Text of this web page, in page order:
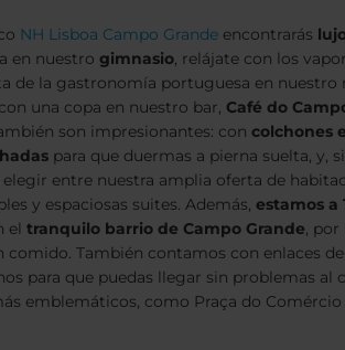
NH Lisboa Campo Grande encontrarás
en nuestro gimnasio, relájate con los
de la gastronomía portuguesa en nuestro
una copa en nuestro bar, Café do
son impresionantes: con colchones
para que duermas a pierna suelta, y,
entre nuestra amplia oferta de
y espaciosas suites. Además, estamos a
el tranquilo barrio de Campo Grande, por
comido. También contamos con enlaces
para que puedas llegar sin problemas al
emblemáticos, como Praça do Comércio